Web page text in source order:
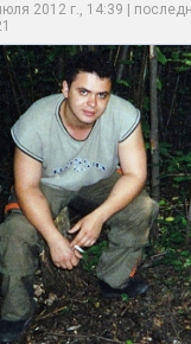
2012 г., 14:39 |